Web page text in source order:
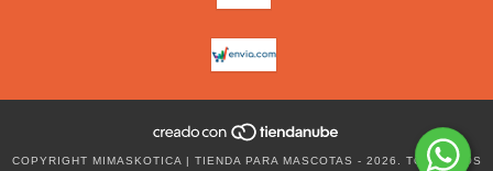
COPYRIGHT MIMASKOTICA | TIENDA PARA MASCOTAS - 2026. TODOS LOS